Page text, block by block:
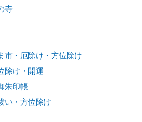
寺
市・厄除け・方位除け
除け・開運
朱印帳
い・方位除け